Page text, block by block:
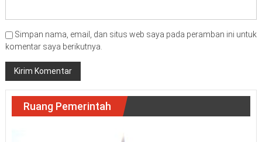
Simpan nama, email, dan situs web saya pada peramban ini untuk
komentar saya berikutnya.
Ruang Pemerintah